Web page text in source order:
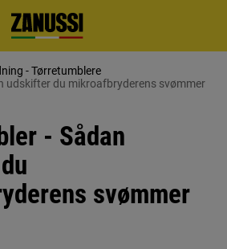
- Tørretumblere
udskifter du mikroafbryderens svømmer
- Sådan
svømmer